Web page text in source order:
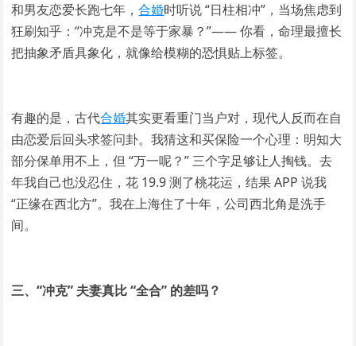
和男友恋爱长跑七年，合婚时听说 “日柱相冲”，当场焦虑到
狂刷知乎：“冲克是不是等于家暴？”—— 你看，命理最擅长
把抽象矛盾具象化，就像给模糊的恐惧贴上标签。
有趣的是，古代合婚其实更看重门当户对，现代人反而在自
由恋爱后回头求签问卦。我猜这和买保险一个心理：明知大
部分保单用不上，但 “万一呢？” 三个字足够让人掏钱。去
年我自己也没忍住，花 19.9 测了桃花运，结果 APP 说我
“正缘在西北方”。我在上海住了十年，公司西北角是洗手
间。
三、“冲克” 夫妻真比 “全合” 的差吗？